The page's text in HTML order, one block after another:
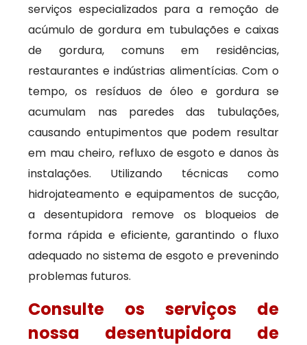
serviços especializados para a remoção de
acúmulo de gordura em tubulações e caixas
de gordura, comuns em residências,
restaurantes e indústrias alimentícias. Com o
tempo, os resíduos de óleo e gordura se
acumulam nas paredes das tubulações,
causando entupimentos que podem resultar
em mau cheiro, refluxo de esgoto e danos às
instalações. Utilizando técnicas como
hidrojateamento e equipamentos de sucção,
a desentupidora remove os bloqueios de
forma rápida e eficiente, garantindo o fluxo
adequado no sistema de esgoto e prevenindo
problemas futuros.
Consulte os serviços de
nossa desentupidora de